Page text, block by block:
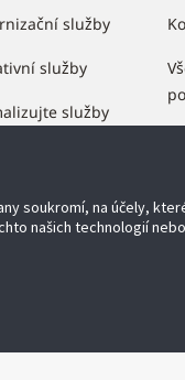
služby
služby
služby
soukromí, na účely,
našich technologií